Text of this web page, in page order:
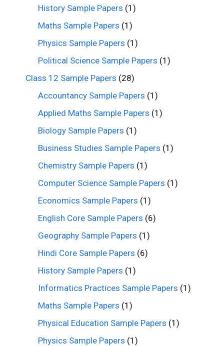
History Sample Papers (1)
Maths Sample Papers (1)
Physics Sample Papers (1)
Political Science Sample Papers (1)
Class 12 Sample Papers (28)
Accountancy Sample Papers (1)
Applied Maths Sample Papers (1)
Biology Sample Papers (1)
Business Studies Sample Papers (1)
Chemistry Sample Papers (1)
Computer Science Sample Papers (1)
Economics Sample Papers (1)
English Core Sample Papers (6)
Geography Sample Papers (1)
Hindi Core Sample Papers (6)
History Sample Papers (1)
Informatics Practices Sample Papers (1)
Maths Sample Papers (1)
Physical Education Sample Papers (1)
Physics Sample Papers (1)